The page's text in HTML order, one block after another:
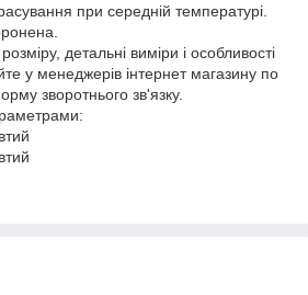
при середній температурі.
детальні виміри і особливості
у менеджерів інтернет магазину по
зворотнього зв'язку.